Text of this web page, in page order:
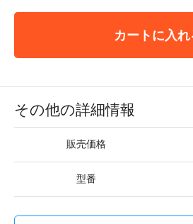
カートに入れ
その他の詳細情報
販売価格
型番